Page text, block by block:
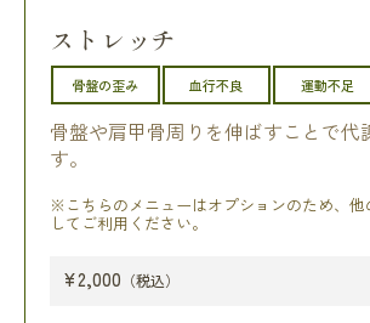
ストレッチ
骨盤の歪み 血行不良 運動不足
骨盤や肩甲骨周りを伸ばすことで代
す。
※こちらのメニューはオプションのため、他
してご利用ください。
¥2,000 （税込）